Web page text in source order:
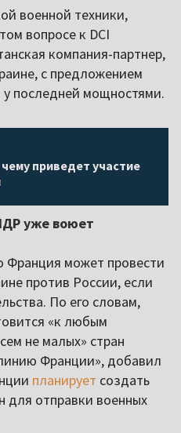
военной техники,
вопросе к DCI
компания-партнер,
с предложением
последней мощностями.
приведет участие
уже воюет
Франция может провести
против России, если
По его словам,
«к любым
не малых» стран
Франции», добавил
планирует создать
для отправки военных